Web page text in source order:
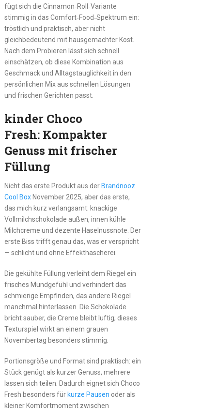
fügt sich die Cinnamon‑Roll‑Variante
stimmig in das Comfort‑Food‑Spektrum ein:
tröstlich und praktisch, aber nicht
gleichbedeutend mit hausgemachter Kost.
Nach dem Probieren lässt sich schnell
einschätzen, ob diese Kombination aus
Geschmack und Alltagstauglichkeit in den
persönlichen Mix aus schnellen Lösungen
und frischen Gerichten passt.
kinder Choco
Fresh: Kompakter
Genuss mit frischer
Füllung
Nicht das erste Produkt aus der Brandnooz
Cool BoxNovember 2025, aber das erste,
das mich kurz verlangsamt: knackige
Vollmilchschokolade außen, innen kühle
Milchcreme und dezente Haselnussnote. Der
erste Biss trifft genau das, was er verspricht
— schlicht und ohne Effekthascherei.
Die gekühlte Füllung verleiht dem Riegel ein
frisches Mundgefühl und verhindert das
schmierige Empfinden, das andere Riegel
manchmal hinterlassen. Die Schokolade
bricht sauber, die Creme bleibt luftig; dieses
Texturspiel wirkt an einem grauen
Novembertag besonders stimmig.
Portionsgröße und Format sind praktisch: ein
Stück genügt als kurzer Genuss, mehrere
lassen sich teilen. Dadurch eignet sich Choco
Fresh besonders für kurze Pausen oder als
kleiner Komfortmoment zwischen